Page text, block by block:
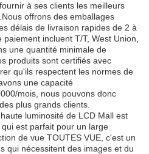
à ses clients les meilleurs
offrons des emballages
délais de livraison rapides de 2 à
incluent T/T, West Union,
une quantité minimale de
produits sont certifiés avec
qu'ils respectent les normes de
une capacité
mois, nous pouvons donc
plus grands clients.
luminosité de LCD Mall est
est parfait pour un large
de vue TOUTES VUE, c'est un
qui nécessitent des images et du